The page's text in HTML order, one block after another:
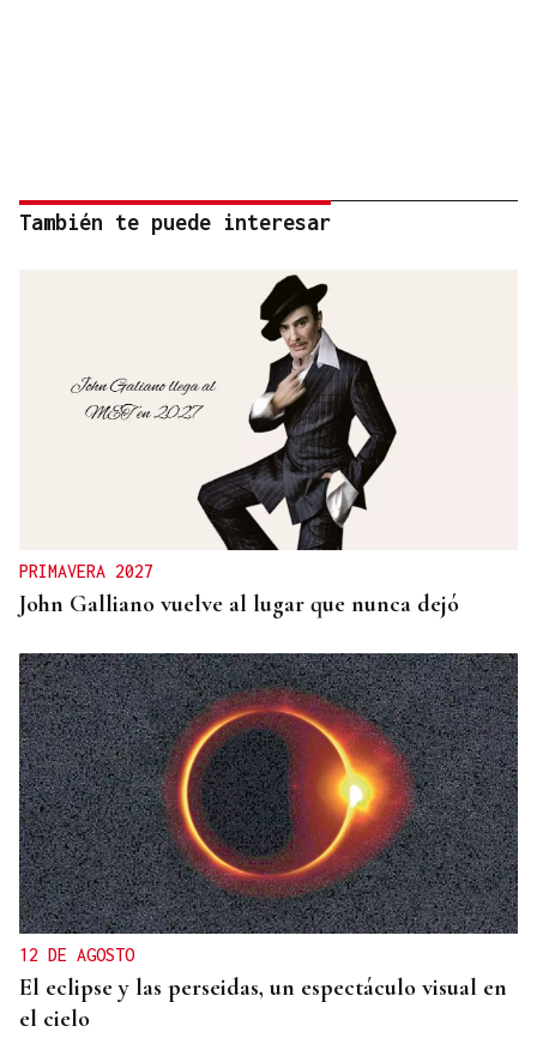
También te puede interesar
PRIMAVERA 2027
John Galliano vuelve al lugar que nunca dejó
12 DE AGOSTO
El eclipse y las perseidas, un espectáculo visual en
el cielo